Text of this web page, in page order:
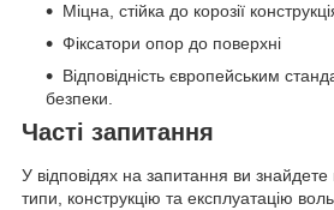
Міцна, стійка до корозії
Фіксатори опор до поверхні
Відповідність європейським
безпеки.
Часті запитання
У відповідях на запитання ви
типи, конструкцію та експлуатацію